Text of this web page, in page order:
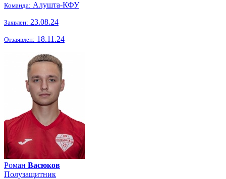
Команда: Алушта-КФУ
Заявлен: 23.08.24
Отзаявлен: 18.11.24
Роман Васюков
Полузащитник